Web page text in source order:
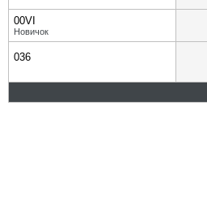
00VI
Новичок
036